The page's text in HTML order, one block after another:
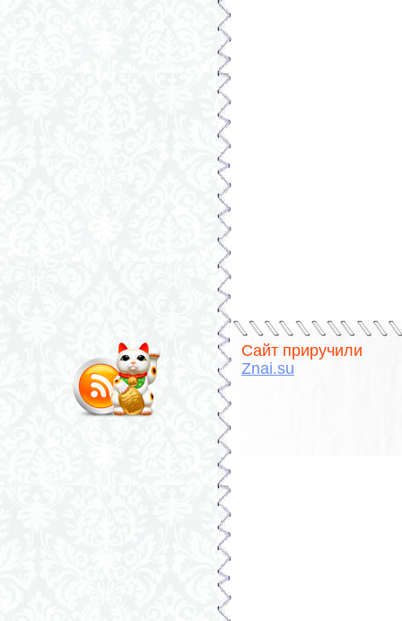
Сайт приручили
Znai.su